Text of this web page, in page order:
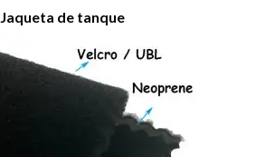
Jaqueta de tanque